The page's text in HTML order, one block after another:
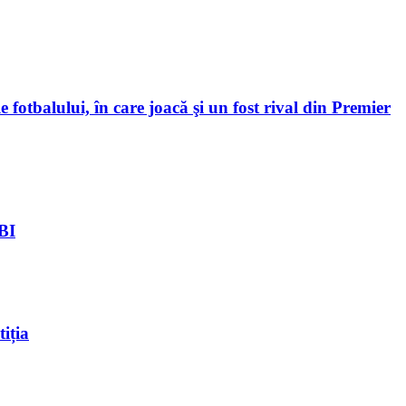
fotbalului, în care joacă şi un fost rival din Premier